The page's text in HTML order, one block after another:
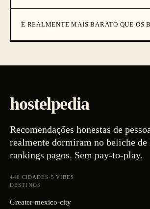
É REALMENTE MAIS BARATO QUE OS
hostelpedia
Recomendações honestas de
realmente dormiram no beliche de
rankings pagos. Sem pay-to-play.
446 CIDADES·5 VIBES
DESTINOS
Greater-mexico-city